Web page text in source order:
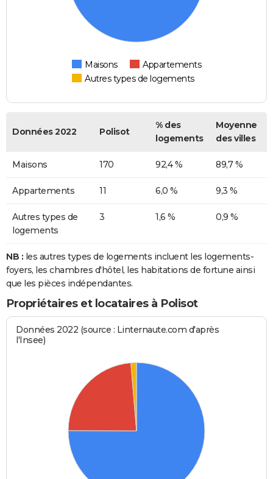
Maisons
Appartements
Autres types de logements
Données 2022 Polisot
% des
logements
Moyenne
des villes
Maisons 170 92,4 % 89,7 %
Appartements 11 6,0 % 9,3 %
Autres types de
logements
3 1,6 % 0,9 %
NB : les autres types de logements incluent les logements-
foyers, les chambres d'hôtel, les habitations de fortune ainsi
que les pièces indépendantes.
Propriétaires et locataires à Polisot
Données 2022 (source : Linternaute.com d'après
l'Insee)